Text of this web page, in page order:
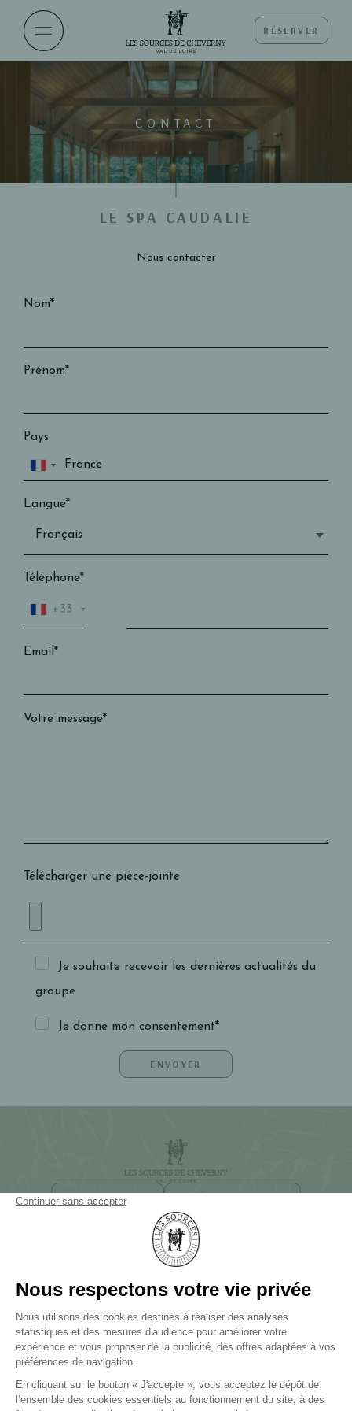
RÉSERVER
CONTACT
LE SPA CAUDALIE
Nous contacter
Nom*
Prénom*
Pays
Langue*
Téléphone*
+33
Email*
Votre message*
Télécharger une pièce-jointe
Je souhaite recevoir les dernières actualités du
groupe
Je donne mon consentement*
NEWSLETTER ACCÈS ET CONTACT
41700 CHEVERNY
+33 (0)2 54 44 20 20
LES SOURCES DE CAUDALIE
LES SOURCES DE CHEVERNY
Hôtel 5 étoiles et 2 Clefs Michelin